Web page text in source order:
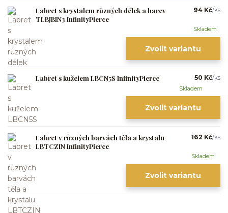
Labret s krystalem různých délek a barev
TLBJBIN3 InfinityPierce
94 Kč/ks
Skladem
Zvolit variantu
Labret s kuželem LBCN5S InfinityPierce 50 Kč/ks
Skladem
Zvolit variantu
Labret v různých barvách těla a krystalu
LBTCZIN InfinityPierce
162 Kč/ks
Skladem
Zvolit variantu